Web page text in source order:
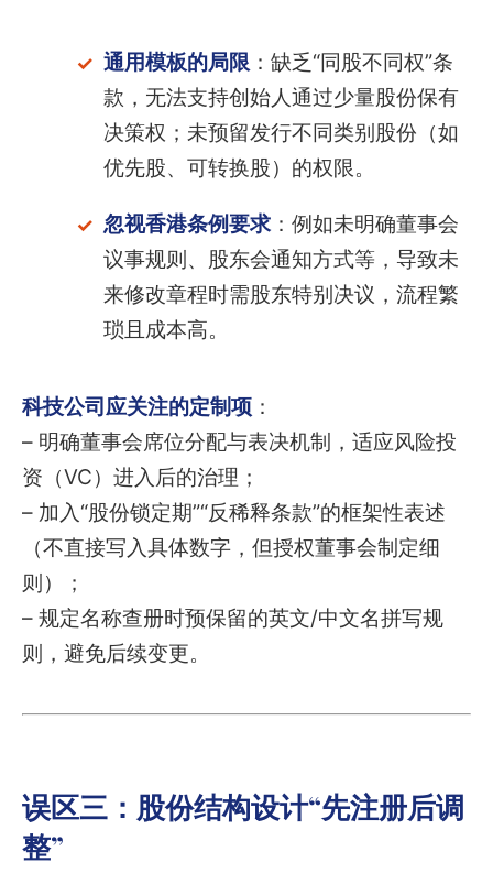
通用模板的局限：缺乏“同股不同权”条
款，无法支持创始人通过少量股份保有
决策权；未预留发行不同类别股份（如
优先股、可转换股）的权限。
忽视香港条例要求：例如未明确董事会
议事规则、股东会通知方式等，导致未
来修改章程时需股东特别决议，流程繁
琐且成本高。
科技公司应关注的定制项 ：
– 明确董事会席位分配与表决机制，适应风险投
资（VC）进入后的治理；
– 加入“股份锁定期”“反稀释条款”的框架性表述
（不直接写入具体数字，但授权董事会制定细
则）；
– 规定名称查册时预保留的英文/中文名拼写规
则，避免后续变更。
误区三：股份结构设计“先注册后调
整”